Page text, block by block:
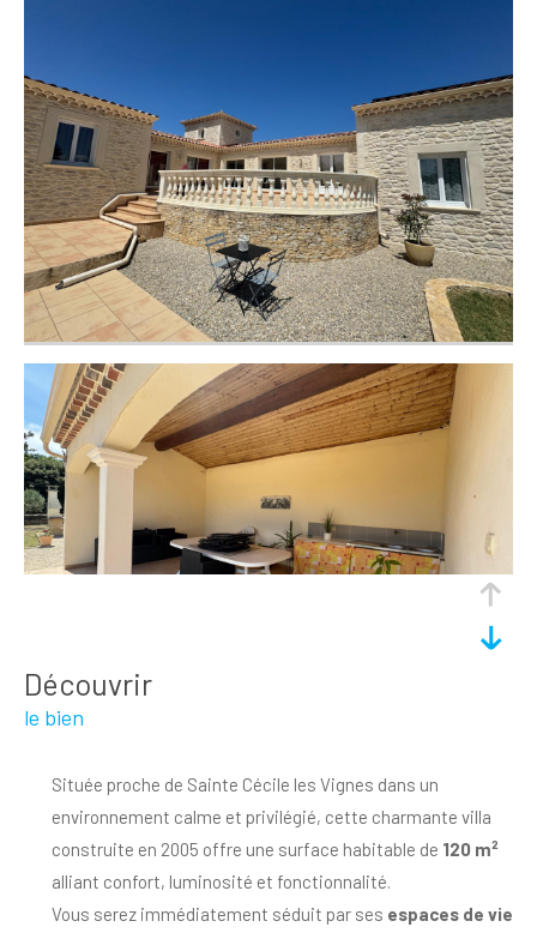
découvrir
le bien
Située proche de Sainte Cécile les Vignes dans un
environnement calme et privilégié, cette charmante villa
construite en 2005 offre une surface habitable de 120 m²
alliant confort, luminosité et fonctionnalité.
Vous serez immédiatement séduit par ses espaces de vie